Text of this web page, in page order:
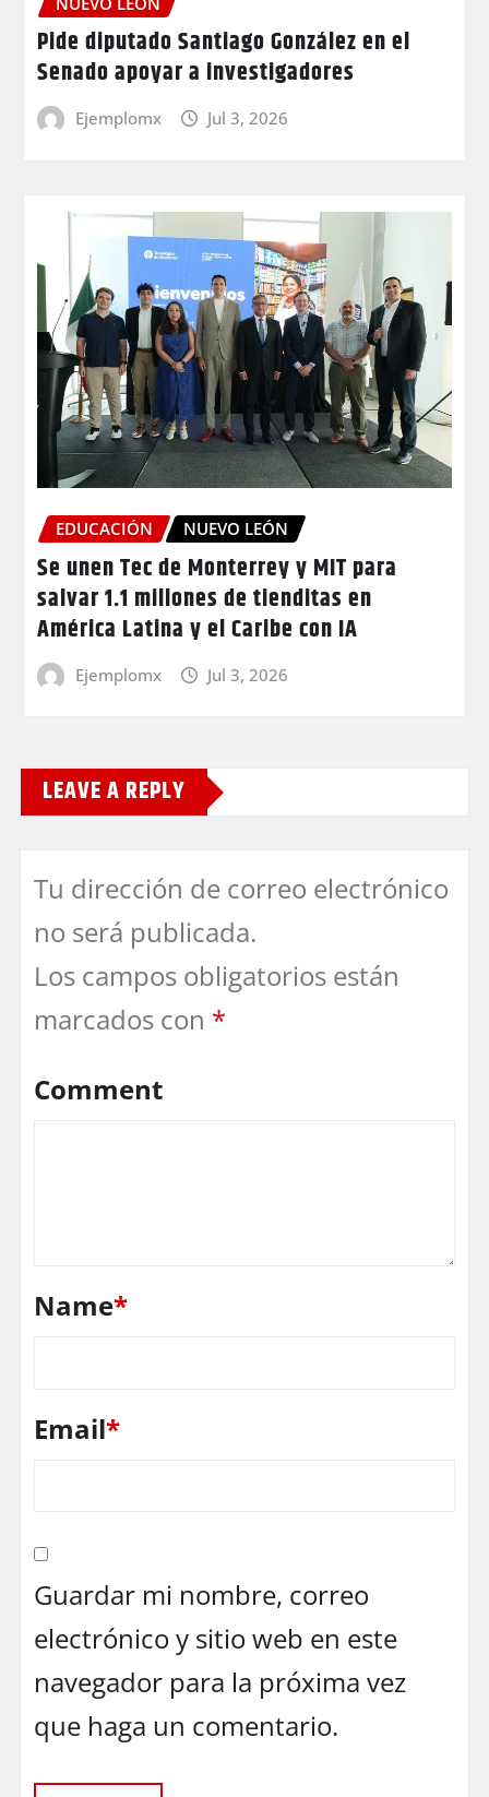
Pide diputado Santiago González en el
Senado apoyar a investigadores
Ejemplomx Jul 3, 2026
EDUCACIÓN NUEVO LEÓN
Se unen Tec de Monterrey y MIT para
salvar 1.1 millones de tienditas en
América Latina y el Caribe con IA
Ejemplomx Jul 3, 2026
LEAVE A REPLY
Tu dirección de correo electrónico
no será publicada.
Los campos obligatorios están
marcados con *
Comment
Name*
Email*
Guardar mi nombre, correo
electrónico y sitio web en este
navegador para la próxima vez
que haga un comentario.